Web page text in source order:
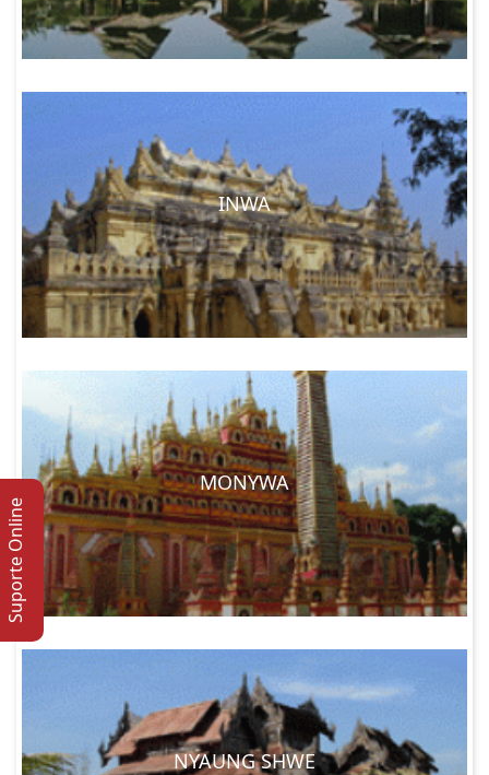
INWA
MONYWA
NYAUNG SHWE
Suporte Online